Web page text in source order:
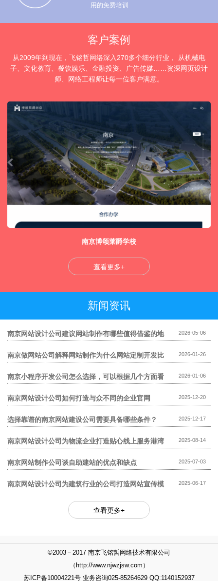
用的免费培训
客户案例
从2009年到现在，飞铭哲网络深入270多个细分行业， 从机械电
子、文化教育、餐饮娱乐、金融投资、广告传媒……资深网页设计
师、网络工程师让每一位客户满意。
南京博颂莱爵学校
查看更多+
新闻资讯
南京网站设计公司建议网站制作有哪些值得借鉴的地
2026-05-06
南京做网站公司解释网站制作为什么网站定制开发比
2026-01-26
南京小程序开发公司怎么选择，可以根据几个方面看 2026-01-06
南京网站设计公司如何打造与众不同的企业官网 2025-12-20
选择靠谱的南京网站建设公司需要具备哪些条件？ 2025-12-17
南京网站设计公司为物流企业打造贴心线上服务港湾 2025-08-14
南京网站制作公司谈自助建站的优点和缺点 2025-07-03
南京网站设计公司为建筑行业的公司打造网站宣传模
2025-06-17
查看更多+
©2003－2017 南京飞铭哲网络技术有限公司
（http://www.njwzjsw.com）
苏ICP备10004221号 业务咨询025-85264629 QQ:1140152937